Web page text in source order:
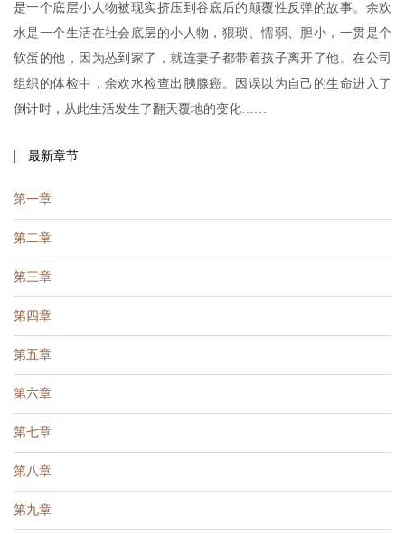
是一个底层小人物被现实挤压到谷底后的颠覆性反弹的故事。余欢
水是一个生活在社会底层的小人物，猥琐、懦弱、胆小，一贯是个
软蛋的他，因为怂到家了，就连妻子都带着孩子离开了他。在公司
组织的体检中，余欢水检查出胰腺癌。因误以为自己的生命进入了
倒计时，从此生活发生了翻天覆地的变化……
最新章节
第一章
第二章
第三章
第四章
第五章
第六章
第七章
第八章
第九章